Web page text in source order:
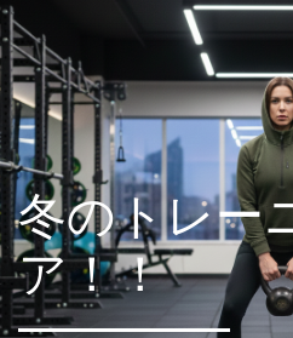
冬のトレー
ア！！